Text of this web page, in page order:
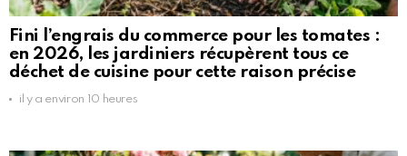
Fini l’engrais du commerce pour les tomates :
en 2026, les jardiniers récupèrent tous ce
déchet de cuisine pour cette raison précise
il y a environ 10 heures